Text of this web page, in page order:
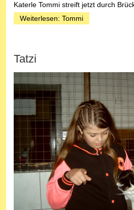
Katerle Tommi streift jetzt durch
Weiterlesen: Tommi
Tatzi